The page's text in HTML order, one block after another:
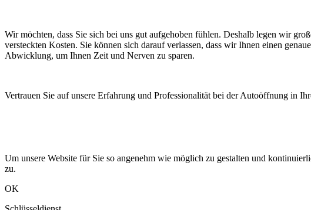
Wir möchten, dass Sie sich bei uns gut aufgehoben fühlen. Deshalb legen wir
versteckten Kosten. Sie können sich darauf verlassen, dass wir Ihnen einen
Abwicklung, um Ihnen Zeit und Nerven zu sparen.
Vertrauen Sie auf unsere Erfahrung und Professionalität bei der Autoöffnung in
Um unsere Website für Sie so angenehm wie möglich zu gestalten und
zu.
OK